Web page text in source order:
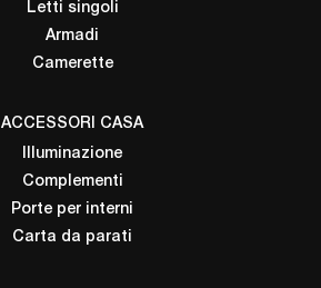
Letti singoli
Armadi
Camerette
ACCESSORI CASA
Illuminazione
Complementi
Porte per interni
Carta da parati